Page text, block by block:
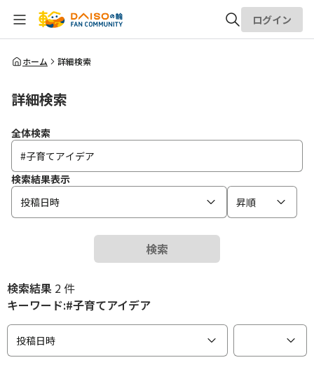
全体検索
ログイン
ホーム 詳細検索
詳細検索
全体検索
検索結果表示
投稿日時
昇順
検索
検索結果 2 件
キーワード:#子育てアイデア
投稿日時